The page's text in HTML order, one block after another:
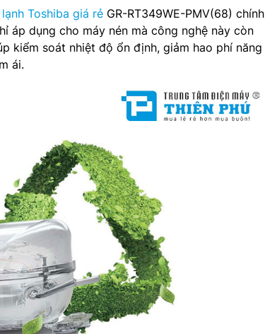
Toshiba giá rẻ GR-RT349WE-PMV(68) chính
áp dụng cho máy nén mà công nghệ này còn
kiểm soát nhiệt độ ổn định, giảm hao phí năng
ái.